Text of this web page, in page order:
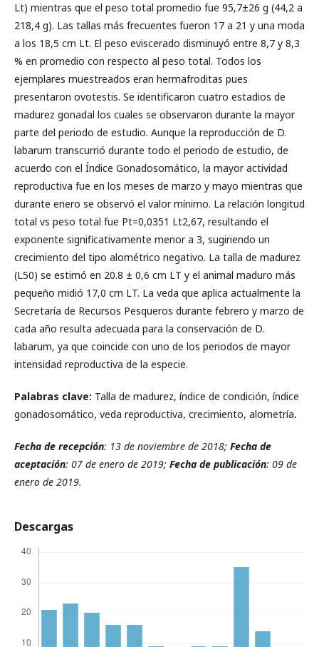
Lt) mientras que el peso total promedio fue 95,7±26 g (44,2 a
218,4 g). Las tallas más frecuentes fueron 17 a 21 y una moda
a los 18,5 cm Lt. El peso eviscerado disminuyó entre 8,7 y 8,3
% en promedio con respecto al peso total. Todos los
ejemplares muestreados eran hermafroditas pues
presentaron ovotestis. Se identificaron cuatro estadios de
madurez gonadal los cuales se observaron durante la mayor
parte del periodo de estudio. Aunque la reproducción de D.
labarum transcurrió durante todo el periodo de estudio, de
acuerdo con el Índice Gonadosomático, la mayor actividad
reproductiva fue en los meses de marzo y mayo mientras que
durante enero se observó el valor mínimo. La relación longitud
total vs peso total fue Pt=0,0351 Lt2,67, resultando el
exponente significativamente menor a 3, sugiriendo un
crecimiento del tipo alométrico negativo. La talla de madurez
(L50) se estimó en 20.8 ± 0,6 cm LT y el animal maduro más
pequeño midió 17,0 cm LT. La veda que aplica actualmente la
Secretaría de Recursos Pesqueros durante febrero y marzo de
cada año resulta adecuada para la conservación de D.
labarum, ya que coincide con uno de los periodos de mayor
intensidad reproductiva de la especie.
Palabras clave: Talla de madurez, índice de condición, índice
gonadosomático, veda reproductiva, crecimiento, alometría.
Fecha de recepción: 13 de noviembre de 2018; Fecha de
aceptación: 07 de enero de 2019; Fecha de publicación: 09 de
enero de 2019.
Descargas